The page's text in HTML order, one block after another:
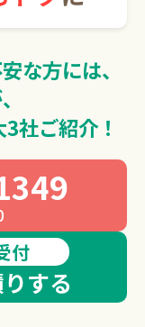
付
する
な方には、
社ご紹介！
付
する